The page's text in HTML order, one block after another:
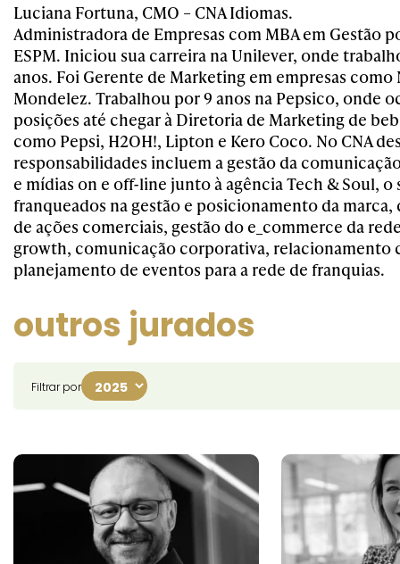
Luciana Fortuna, CMO – CNA Idiomas.
Administradora de Empresas com MBA em Gestão
ESPM. Iniciou sua carreira na Unilever, onde
anos. Foi Gerente de Marketing em empresas como
Mondelez. Trabalhou por 9 anos na Pepsico, onde
posições até chegar à Diretoria de Marketing de
como Pepsi, H2OH!, Lipton e Kero Coco. No CNA
responsabilidades incluem a gestão da
e mídias on e off-line junto à agência Tech & Soul, o
franqueados na gestão e posicionamento da
de ações comerciais, gestão do e_commerce da
growth, comunicação corporativa, relacionamento
planejamento de eventos para a rede de franquias.
outros jurados
Filtrar por